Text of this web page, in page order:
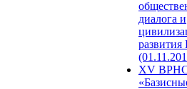
диалога и
развития
XV